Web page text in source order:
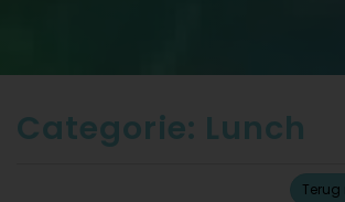
Categorie: Lunch